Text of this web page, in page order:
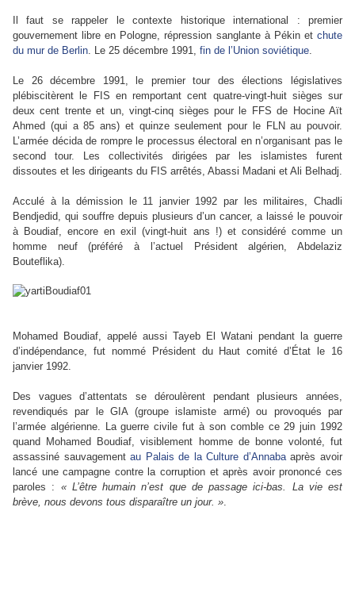
Il faut se rappeler le contexte historique international : premier
gouvernement libre en Pologne, répression sanglante à Pékin et chute
du mur de Berlin. Le 25 décembre 1991, fin de l’Union soviétique.
Le 26 décembre 1991, le premier tour des élections législatives
plébiscitèrent le FIS en remportant cent quatre-vingt-huit sièges sur
deux cent trente et un, vingt-cinq sièges pour le FFS de Hocine Aït
Ahmed (qui a 85 ans) et quinze seulement pour le FLN au pouvoir.
L’armée décida de rompre le processus électoral en n’organisant pas le
second tour. Les collectivités dirigées par les islamistes furent
dissoutes et les dirigeants du FIS arrêtés, Abassi Madani et Ali Belhadj.
Acculé à la démission le 11 janvier 1992 par les militaires, Chadli
Bendjedid, qui souffre depuis plusieurs d’un cancer, a laissé le pouvoir
à Boudiaf, encore en exil (vingt-huit ans !) et considéré comme un
homme neuf (préféré à l’actuel Président algérien, Abdelaziz
Bouteflika).
Mohamed Boudiaf, appelé aussi Tayeb El Watani pendant la guerre
d’indépendance, fut nommé Président du Haut comité d’État le 16
janvier 1992.
Des vagues d’attentats se déroulèrent pendant plusieurs années,
revendiqués par le GIA (groupe islamiste armé) ou provoqués par
l’armée algérienne. La guerre civile fut à son comble ce 29 juin 1992
quand Mohamed Boudiaf, visiblement homme de bonne volonté, fut
assassiné sauvagementau Palais de la Culture d’Annabaaprès avoir
lancé une campagne contre la corruption et après avoir prononcé ces
paroles : « L’être humain n’est que de passage ici-bas. La vie est
brève, nous devons tous disparaître un jour. ».